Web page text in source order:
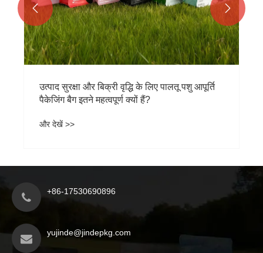
उत्पाद सुरक्षा और बिक्री वृद्धि के लिए पालतू पशु आपूर्ति
पैकेजिंग बैग इतने महत्वपूर्ण क्यों हैं?
और देखें >>
 
+86-17530690896
yujinde@jindepkg.com